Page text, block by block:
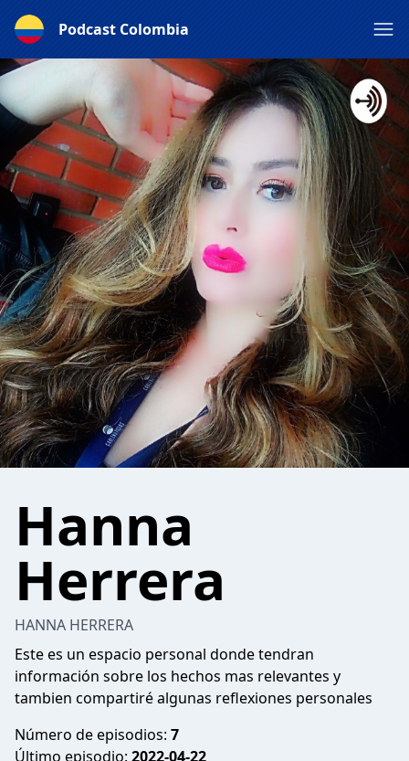
Podcast Colombia
Hanna
Herrera
HANNA HERRERA
Este es un espacio personal donde tendran
información sobre los hechos mas relevantes y
tambien compartiré algunas reflexiones personales
Número de episodios: 7
Último episodio: 2022-04-22